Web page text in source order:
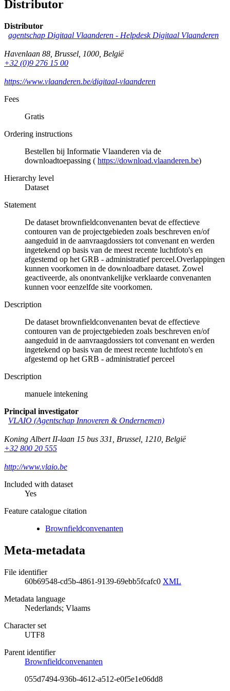
Distributor
Distributor
agentschap Digitaal Vlaanderen - Helpdesk Digitaal Vlaanderen
Havenlaan 88 Brussel 1000 België
+32 (0)9 276 15 00
https://www.vlaanderen.be/digitaal-vlaanderen
Fees
Gratis
Ordering instructions
Bestellen bij Informatie Vlaanderen via de
downloadtoepassing ( https://download.vlaanderen.be)
Hierarchy level
Dataset
Statement
De dataset brownfieldconvenanten bevat de effectieve
contouren van de projectgebieden zoals beschreven en/of
aangeduid in de aanvraagdossiers tot convenant en werden
ingetekend op basis van de meest recente luchtfoto's en
afgestemd op het GRB - administratief perceel.Overlappingen
kunnen voorkomen in de downloadbare dataset. Zowel
geactiveerde, als onontvankelijke verklaarde convenanten
kunnen voor eenzelfde site voorkomen.
Description
De dataset brownfieldconvenanten bevat de effectieve
contouren van de projectgebieden zoals beschreven en/of
aangeduid in de aanvraagdossiers tot convenant en werden
ingetekend op basis van de meest recente luchtfoto's en
afgestemd op het GRB - administratief perceel
Description
manuele intekening
Principal investigator
VLAIO (Agentschap Innoveren & Ondernemen)
Koning Albert II-laan 15 bus 331 Brussel 1210 België
+32 800 20 555
http://www.vlaio.be
Included with dataset
Yes
Feature catalogue citation
Brownfieldconvenanten
Meta-metadata
File identifier
60b69548-cd5b-4861-9139-69ebb5fcafc0 XML
Metadata language
Nederlands; Vlaams
Character set
UTF8
Parent identifier
Brownfieldconvenanten
055d7494-936b-4612-a512-e0f5e1e06dd8